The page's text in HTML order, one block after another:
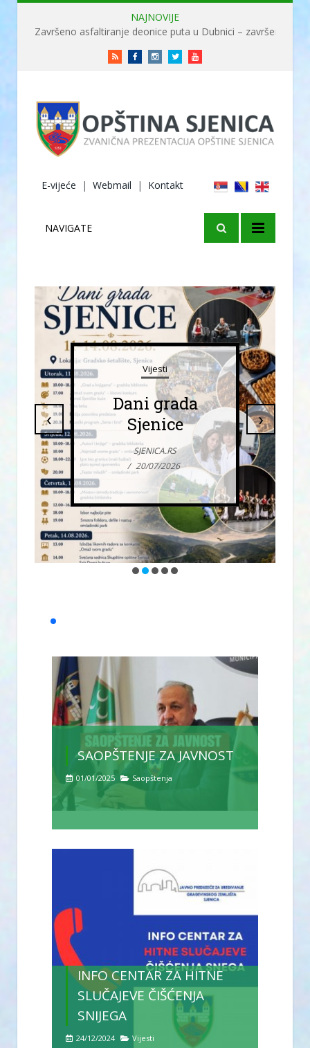
NAJNOVIJE
RSS FacebookInstagramTwitterYoutube
E-vijeće | Webmail | Kontakt
NAVIGATE
Vijesti
Dani grada
Sjenice
SJENICA.RS
/ 20/07/2026
‹ ›
SAOPŠTENJE ZA JAVNOST
01/01/2025 Saopštenja
INFO CENTAR ZA HITNE
SLUČAJEVE ČIŠĆENJA
SNIJEGA
24/12/2024 Vijesti